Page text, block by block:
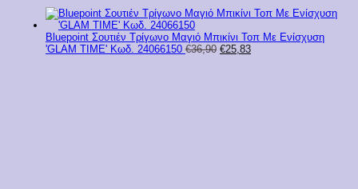
Παγιέτες
'GLAM
TIME'
Κωδ.
Bluepoint Σουτιέν Τρίγωνο Μαγιό Μπικίνι Τοπ Με Ενίσχυση
'GLAM TIME' Κωδ. 24066150 €36,90 Original
€25,83Η